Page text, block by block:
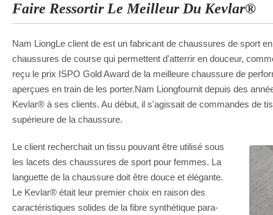
Faire Ressortir Le Meilleur Du Kevlar®
Nam LiongLe client de est un fabricant de chaussures de sport
chaussures de course qui permettent d'atterrir en douceur,
reçu le prix ISPO Gold Award de la meilleure chaussure de
aperçues en train de les porter.Nam Liongfournit depuis des
Kevlar® à ses clients. Au début, il s'agissait de commandes de
supérieure de la chaussure.
Le client recherchait un tissu pouvant être utilisé sous
les lacets des chaussures de sport pour femmes. La
languette de la chaussure doit être douce et élégante.
Le Kevlar® était leur premier choix en raison des
caractéristiques solides de la fibre synthétique para-